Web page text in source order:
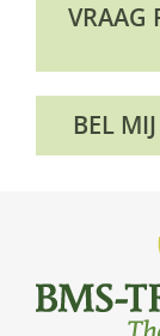
VRAAG
BEL